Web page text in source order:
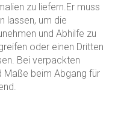
zu liefern.Er muss
lassen, um die
und Abhilfe zu
oder einen Dritten
Bei verpackten
Maße beim Abgang für